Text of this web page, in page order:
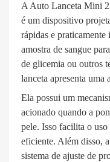
A Auto Lanceta Mini
é um dispositivo
rápidas e praticamente
amostra de sangue
de glicemia ou outros
lanceta apresenta
Ela possui um
acionado quando a
pele. Isso facilita o uso
eficiente. Além disso,
sistema de ajuste de